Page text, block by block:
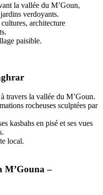
la vallée du M’Goun,
verdoyants.
architecture
paisible.
travers la vallée du M’Goun.
rocheuses sculptées par
kasbahs en pisé et ses vues
local.
M’Gouna –